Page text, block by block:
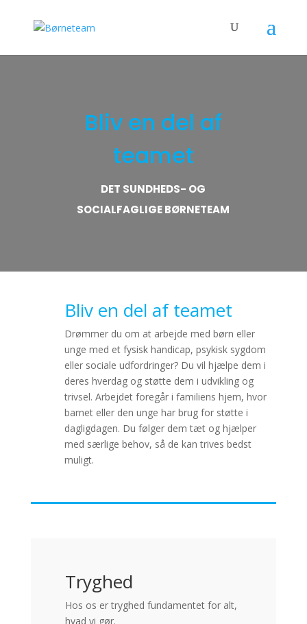
Bliv en del af
teamet
DET SUNDHEDS- OG
SOCIALFAGLIGE BØRNETEAM
Bliv en del af teamet
Drømmer du om at arbejde med børn eller
unge med et fysisk handicap, psykisk sygdom
eller sociale udfordringer? Du vil hjælpe dem i
deres hverdag og støtte dem i udvikling og
trivsel. Arbejdet foregår i familiens hjem, hvor
barnet eller den unge har brug for støtte i
dagligdagen. Du følger dem tæt og hjælper
med særlige behov, så de kan trives bedst
muligt.
Tryghed
Hos os er tryghed fundamentet for alt,
hvad vi gør.